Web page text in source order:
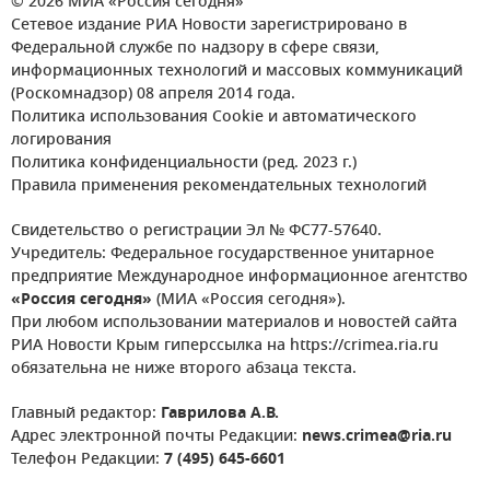
Сетевое издание РИА Новости зарегистрировано в
Федеральной службе по надзору в сфере связи,
информационных технологий и массовых коммуникаций
(Роскомнадзор) 08 апреля 2014 года.
Политика использования Cookie и автоматического
логирования
Политика конфиденциальности (ред. 2023 г.)
Правила применения рекомендательных технологий
Свидетельство о регистрации Эл № ФС77-57640.
Учредитель: Федеральное государственное унитарное
предприятие Международное информационное агентство
«Россия сегодня» (МИА «Россия сегодня»).
При любом использовании материалов и новостей сайта
РИА Новости Крым гиперссылка на https://crimea.ria.ru
обязательна не ниже второго абзаца текста.
Главный редактор: Гаврилова А.В.
Адрес электронной почты Редакции: news.crimea@ria.ru
Телефон Редакции: 7 (495) 645-6601